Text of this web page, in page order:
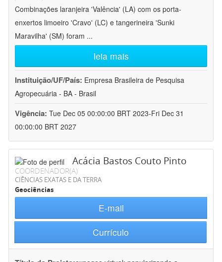
Combinações laranjeira 'Valência' (LA) com os porta-
enxertos limoeiro 'Cravo' (LC) e tangerineira 'Sunki
Maravilha' (SM) foram ...
leia mais
Instituição/UF/País: Empresa Brasileira de Pesquisa
Agropecuária - BA - Brasil
Vigência: Tue Dec 05 00:00:00 BRT 2023-Fri Dec 31
00:00:00 BRT 2027
Acácia Bastos Couto Pinto
COORDENADOR(A)
CIÊNCIAS EXATAS E DA TERRA
Geociências
E-mail
Currículo